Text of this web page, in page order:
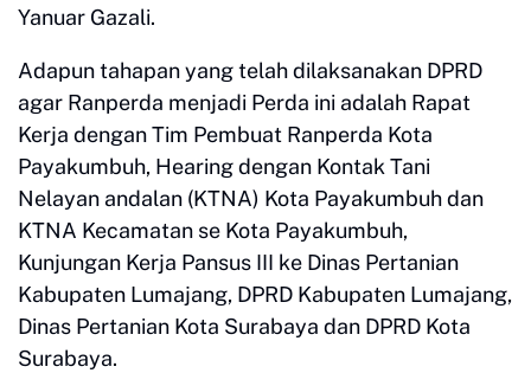
Yanuar Gazali.
Adapun tahapan yang telah dilaksanakan DPRD
agar Ranperda menjadi Perda ini adalah Rapat
Kerja dengan Tim Pembuat Ranperda Kota
Payakumbuh, Hearing dengan Kontak Tani
Nelayan andalan (KTNA) Kota Payakumbuh dan
KTNA Kecamatan se Kota Payakumbuh,
Kunjungan Kerja Pansus III ke Dinas Pertanian
Kabupaten Lumajang, DPRD Kabupaten Lumajang,
Dinas Pertanian Kota Surabaya dan DPRD Kota
Surabaya.